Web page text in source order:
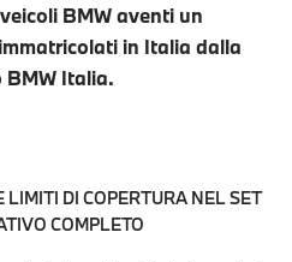
BMW aventi un
in Italia dalla
BMW Italia.
LIMITI DI COPERTURA NEL SET
COMPLETO